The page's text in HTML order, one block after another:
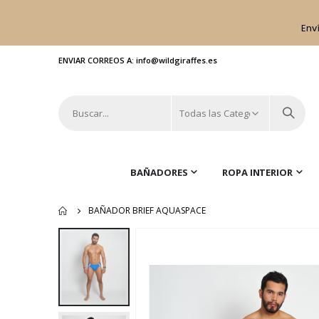
ENVIAR CORREOS A: info@wildgiraffes.es
BAÑADORES ROPA INTERIOR
BAÑADOR BRIEF AQUASPACE
la